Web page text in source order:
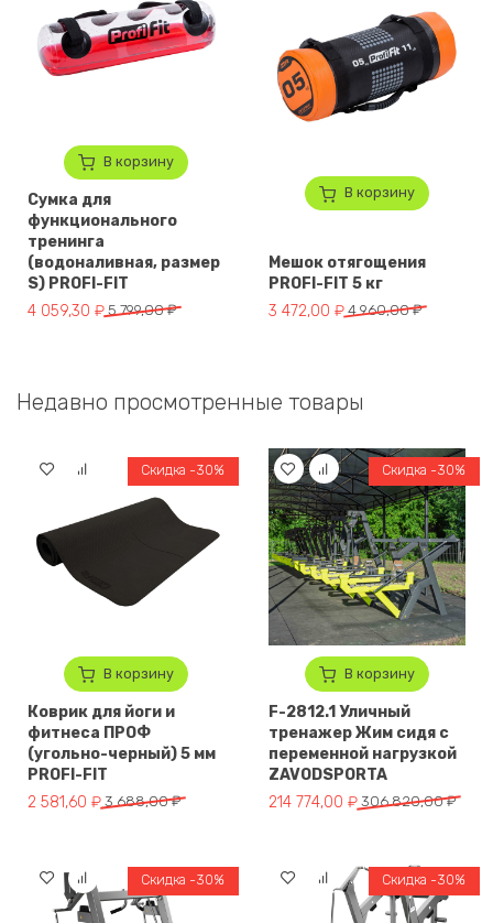
В корзину
Сумка для
функционального
тренинга
(водоналивная, размер
S) PROFI-FIT
5 799,00₽
Первоначальная цена составляла 5 799,00 ₽.
4 059,30 ₽
Текущая цена: 4 059,30 ₽.
В корзину
Мешок отягощения
PROFI-FIT 5 кг
4 960,00₽
Первоначальная цена
3 472,00 ₽
Текущая цена: 3 472,00 ₽.
Недавно просмотренные товары
В корзину
Скидка -30%
Коврик для йоги и
фитнеса ПРОФ
(угольно-черный) 5 мм
PROFI-FIT
3 688,00₽
Первоначальная цена составляла 3 688,00 ₽.
2 581,60 ₽
Текущая цена: 2 581,60 ₽.
В корзину
Скидка -30%
F-2812.1 Уличный
тренажер Жим сидя с
переменной нагрузкой
ZAVODSPORTA
306 820,00₽
Первоначальная цена
214 774,00 ₽
Текущая цена: 214 774,00 ₽.
Скидка -30% Скидка -30%